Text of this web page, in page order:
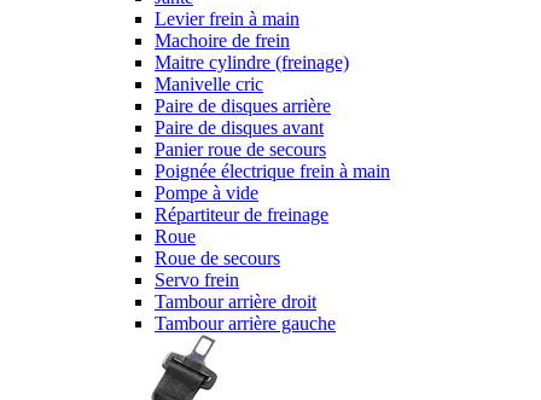
Levier frein à main
Machoire de frein
Maitre cylindre (freinage)
Manivelle cric
Paire de disques arrière
Paire de disques avant
Panier roue de secours
Poignée électrique frein à main
Pompe à vide
Répartiteur de freinage
Roue
Roue de secours
Servo frein
Tambour arrière droit
Tambour arrière gauche